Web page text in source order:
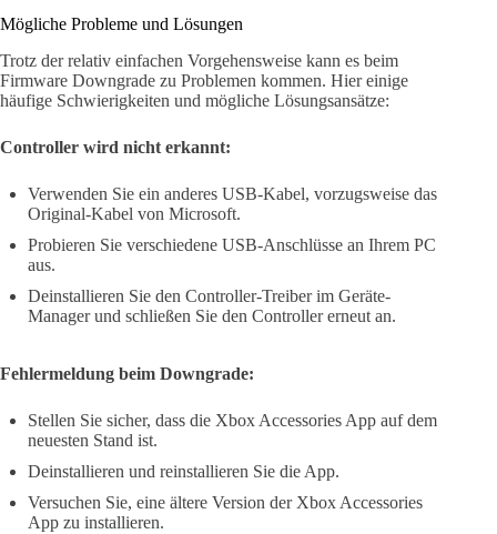
Mögliche Probleme und Lösungen
Trotz der relativ einfachen Vorgehensweise kann es beim
Firmware Downgrade zu Problemen kommen. Hier einige
häufige Schwierigkeiten und mögliche Lösungsansätze:
Controller wird nicht erkannt:
Verwenden Sie ein anderes USB-Kabel, vorzugsweise das
Original-Kabel von Microsoft.
Probieren Sie verschiedene USB-Anschlüsse an Ihrem PC
aus.
Deinstallieren Sie den Controller-Treiber im Geräte-
Manager und schließen Sie den Controller erneut an.
Fehlermeldung beim Downgrade:
Stellen Sie sicher, dass die Xbox Accessories App auf dem
neuesten Stand ist.
Deinstallieren und reinstallieren Sie die App.
Versuchen Sie, eine ältere Version der Xbox Accessories
App zu installieren.